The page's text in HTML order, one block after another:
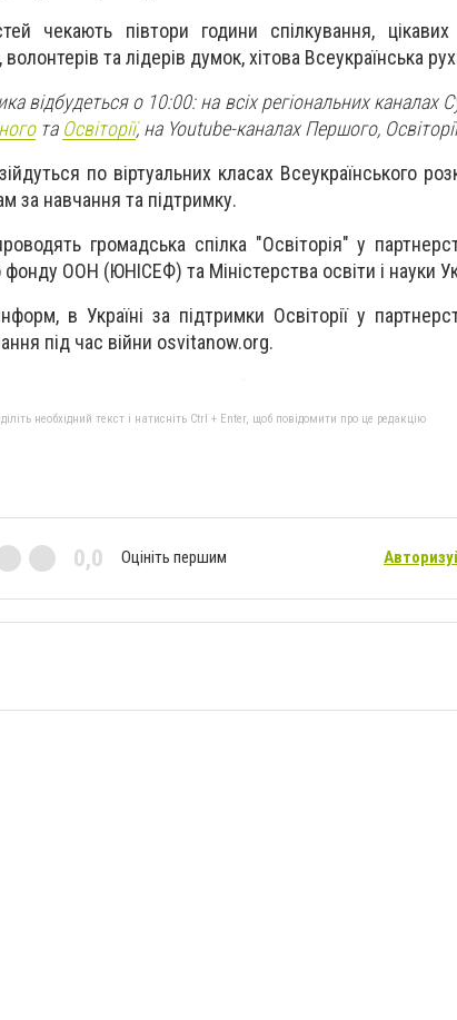
чекають півтори години спілкування, цікавих
волонтерів та лідерів думок, хітова Всеукраїнська
відбудеться о 10:00: на всіх регіональних каналах
та Освіторії, на Youtube-каналах Першого,
по віртуальних класах Всеукраїнського
за навчання та підтримку.
громадська спілка "Освіторія" у
ООН (ЮНІСЕФ) та Міністерства освіти і науки
в Україні за підтримки Освіторії у
під час війни osvitanow.org.
необхідний текст і натисніть Ctrl + Enter, щоб повідомити про це редакцію
0,0 Оцініть першим